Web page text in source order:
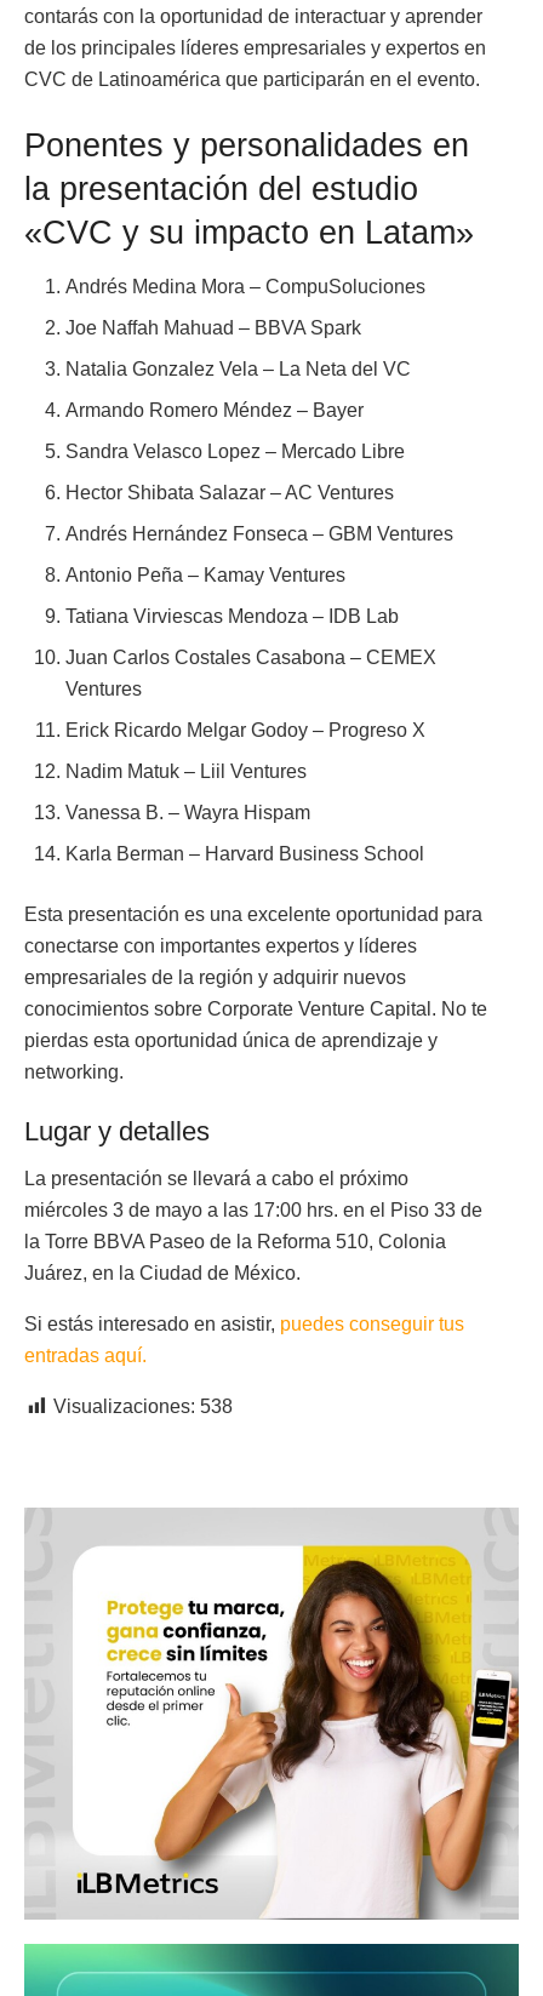
contarás con la oportunidad de interactuar y aprender
de los principales líderes empresariales y expertos en
CVC de Latinoamérica que participarán en el evento.
Ponentes y personalidades en
la presentación del estudio
«CVC y su impacto en Latam»
Andrés Medina Mora – CompuSoluciones
Joe Naffah Mahuad – BBVA Spark
Natalia Gonzalez Vela – La Neta del VC
Armando Romero Méndez – Bayer
Sandra Velasco Lopez – Mercado Libre
Hector Shibata Salazar – AC Ventures
Andrés Hernández Fonseca – GBM Ventures
Antonio Peña – Kamay Ventures
Tatiana Virviescas Mendoza – IDB Lab
Juan Carlos Costales Casabona – CEMEX
Ventures
Erick Ricardo Melgar Godoy – Progreso X
Nadim Matuk – Liil Ventures
Vanessa B. – Wayra Hispam
Karla Berman – Harvard Business School
Esta presentación es una excelente oportunidad para
conectarse con importantes expertos y líderes
empresariales de la región y adquirir nuevos
conocimientos sobre Corporate Venture Capital. No te
pierdas esta oportunidad única de aprendizaje y
networking.
Lugar y detalles
La presentación se llevará a cabo el próximo
miércoles 3 de mayo a las 17:00 hrs. en el Piso 33 de
la Torre BBVA Paseo de la Reforma 510, Colonia
Juárez, en la Ciudad de México.
Si estás interesado en asistir, puedes conseguir tus
entradas aquí.
Visualizaciones: 538